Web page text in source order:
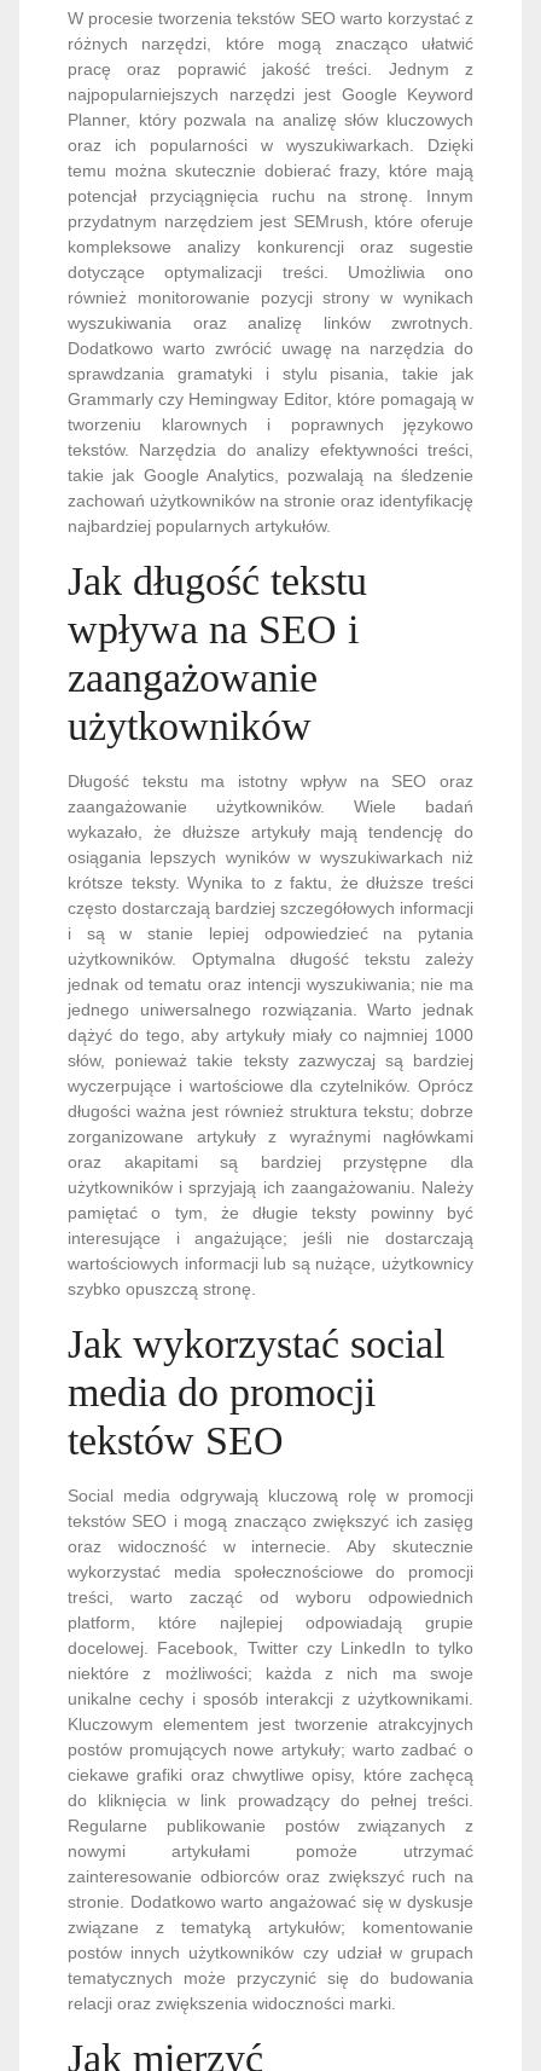
W procesie tworzenia tekstów SEO warto korzystać z
różnych narzędzi, które mogą znacząco ułatwić
pracę oraz poprawić jakość treści. Jednym z
najpopularniejszych narzędzi jest Google Keyword
Planner, który pozwala na analizę słów kluczowych
oraz ich popularności w wyszukiwarkach. Dzięki
temu można skutecznie dobierać frazy, które mają
potencjał przyciągnięcia ruchu na stronę. Innym
przydatnym narzędziem jest SEMrush, które oferuje
kompleksowe analizy konkurencji oraz sugestie
dotyczące optymalizacji treści. Umożliwia ono
również monitorowanie pozycji strony w wynikach
wyszukiwania oraz analizę linków zwrotnych.
Dodatkowo warto zwrócić uwagę na narzędzia do
sprawdzania gramatyki i stylu pisania, takie jak
Grammarly czy Hemingway Editor, które pomagają w
tworzeniu klarownych i poprawnych językowo
tekstów. Narzędzia do analizy efektywności treści,
takie jak Google Analytics, pozwalają na śledzenie
zachowań użytkowników na stronie oraz identyfikację
najbardziej popularnych artykułów.
Jak długość tekstu
wpływa na SEO i
zaangażowanie
użytkowników
Długość tekstu ma istotny wpływ na SEO oraz
zaangażowanie użytkowników. Wiele badań
wykazało, że dłuższe artykuły mają tendencję do
osiągania lepszych wyników w wyszukiwarkach niż
krótsze teksty. Wynika to z faktu, że dłuższe treści
często dostarczają bardziej szczegółowych informacji
i są w stanie lepiej odpowiedzieć na pytania
użytkowników. Optymalna długość tekstu zależy
jednak od tematu oraz intencji wyszukiwania; nie ma
jednego uniwersalnego rozwiązania. Warto jednak
dążyć do tego, aby artykuły miały co najmniej 1000
słów, ponieważ takie teksty zazwyczaj są bardziej
wyczerpujące i wartościowe dla czytelników. Oprócz
długości ważna jest również struktura tekstu; dobrze
zorganizowane artykuły z wyraźnymi nagłówkami
oraz akapitami są bardziej przystępne dla
użytkowników i sprzyjają ich zaangażowaniu. Należy
pamiętać o tym, że długie teksty powinny być
interesujące i angażujące; jeśli nie dostarczają
wartościowych informacji lub są nużące, użytkownicy
szybko opuszczą stronę.
Jak wykorzystać social
media do promocji
tekstów SEO
Social media odgrywają kluczową rolę w promocji
tekstów SEO i mogą znacząco zwiększyć ich zasięg
oraz widoczność w internecie. Aby skutecznie
wykorzystać media społecznościowe do promocji
treści, warto zacząć od wyboru odpowiednich
platform, które najlepiej odpowiadają grupie
docelowej. Facebook, Twitter czy LinkedIn to tylko
niektóre z możliwości; każda z nich ma swoje
unikalne cechy i sposób interakcji z użytkownikami.
Kluczowym elementem jest tworzenie atrakcyjnych
postów promujących nowe artykuły; warto zadbać o
ciekawe grafiki oraz chwytliwe opisy, które zachęcą
do kliknięcia w link prowadzący do pełnej treści.
Regularne publikowanie postów związanych z
nowymi artykułami pomoże utrzymać
zainteresowanie odbiorców oraz zwiększyć ruch na
stronie. Dodatkowo warto angażować się w dyskusje
związane z tematyką artykułów; komentowanie
postów innych użytkowników czy udział w grupach
tematycznych może przyczynić się do budowania
relacji oraz zwiększenia widoczności marki.
Jak mierzyć